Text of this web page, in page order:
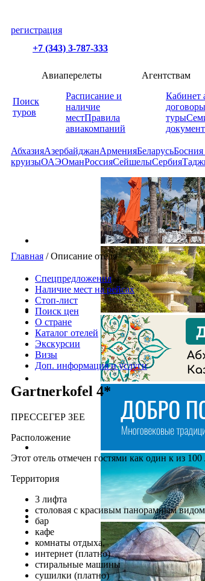
регистрация
+7 (343) 3-787-333
Поиск
туров
Авиаперелеты
Расписание и
наличие
местПравила
авиакомпаний
Агентствам
Кабинет
договоры
туры
АбхазияАзербайджанАрменияБеларусьБосния
круизыОАЭОманРоссияСейшелыСербия
Главная /Описание отеля
Спецпредложения
Наличие мест на рейсах
Стоп-лист
Поиск цен
О стране
Каталог отелей
Экскурсии
Визы
Доп. информация и услуги
Gartnerkofel 4*
ПРЕССЕГЕР ЗЕЕ
Расположение
Этот отель отмечен гостями как один к из
Территория
3 лифта
столовая с красивым панорамным видом
бар
кафе
комнаты отдыха,
интернет (платно)
стиральные машины
сушилки (платно)